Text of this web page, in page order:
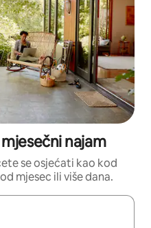
najam
se osjećati kao kod
mjesec ili više dana.
ćete ih pregledati